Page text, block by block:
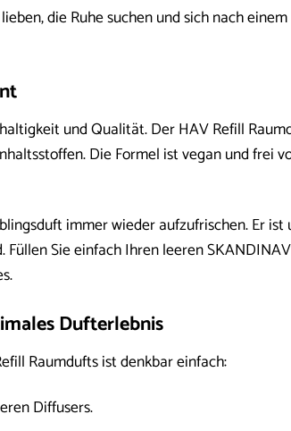
die Ruhe suchen und sich nach
und Qualität. Der HAV Refill
Die Formel ist vegan und frei
immer wieder aufzufrischen. Er
Sie einfach Ihren leeren
Dufterlebnis
Raumdufts ist denkbar einfach:
Diffusers.